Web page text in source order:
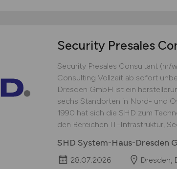
Security Presales
Security Presales Consultant (m/
Consulting Vollzeit ab sofort
Dresden GmbH ist ein
sechs Standorten in Nord- und
1990 hat sich die SHD zum
den Bereichen IT-Infrastruktur,
SHD System-Haus-Dresden
28.07.2026 Dresden,